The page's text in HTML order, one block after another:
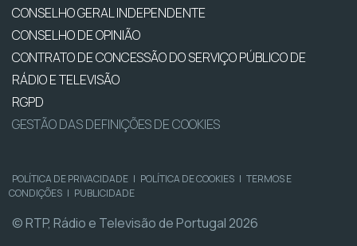
CONSELHO GERAL INDEPENDENTE
CONSELHO DE OPINIÃO
CONTRATO DE CONCESSÃO DO SERVIÇO PÚBLICO DE
RÁDIO E TELEVISÃO
RGPD
GESTÃO DAS DEFINIÇÕES DE COOKIES
POLÍTICA DE PRIVACIDADE | POLÍTICA DE COOKIES | TERMOS E
CONDIÇÕES | PUBLICIDADE
© RTP, Rádio e Televisão de Portugal 2026